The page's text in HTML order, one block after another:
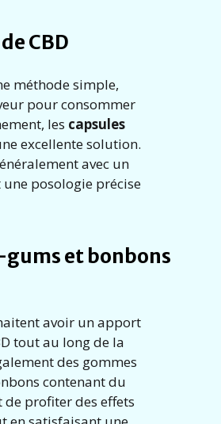
CBD
méthode simple,
pour consommer
les capsules
excellente solution.
avec un
une posologie précise
gums et bonbons
avoir un apport
tout au long de la
des gommes
contenant du
de profiter des effets